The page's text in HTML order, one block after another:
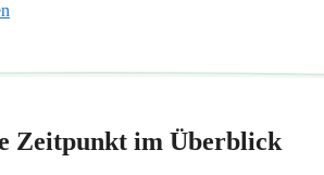
Zeitpunkt im Überblick